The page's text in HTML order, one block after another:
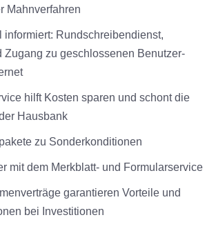
Mahnverfahren
informiert: Rundschreibendienst,
Zugang zu geschlossenen Benutzer­
hilft Kosten sparen und schont die
Hausbank
zu Sonderkonditionen
mit dem Merkblatt- und Formularservice
garantieren Vorteile und
bei Investitionen